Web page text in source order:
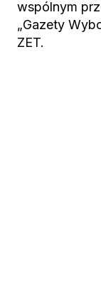
wspólnym
„Gazety
ZET.